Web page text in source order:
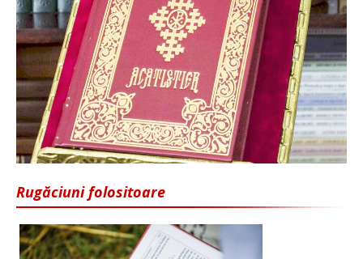
Rugăciuni folositoare